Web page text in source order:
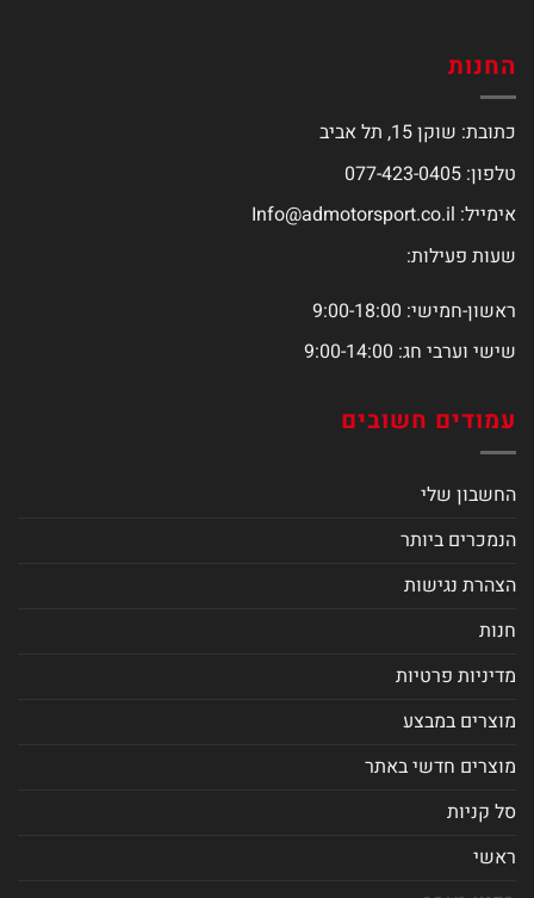
החנות
כתובת: שוקן 15, תל אביב
טלפון: 077-423-0405
אימייל: Info@admotorsport.co.il
שעות פעילות:
ראשון-חמישי: 9:00-18:00
שישי וערבי חג: 9:00-14:00
עמודים חשובים
החשבון שלי
הנמכרים ביותר
הצהרת נגישות
חנות
מדיניות פרטיות
מוצרים במבצע
מוצרים חדשי באתר
סל קניות
ראשי